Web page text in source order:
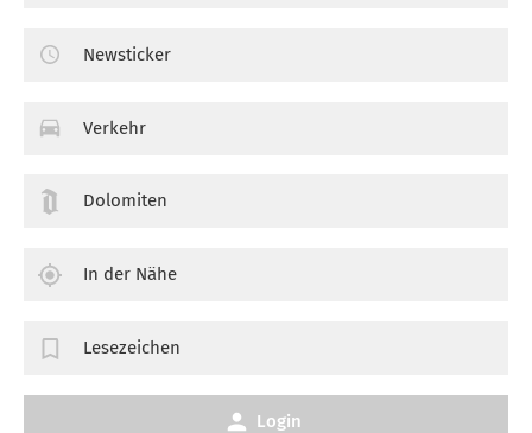
Newsticker
Verkehr
Dolomiten
In der Nähe
Lesezeichen
Login